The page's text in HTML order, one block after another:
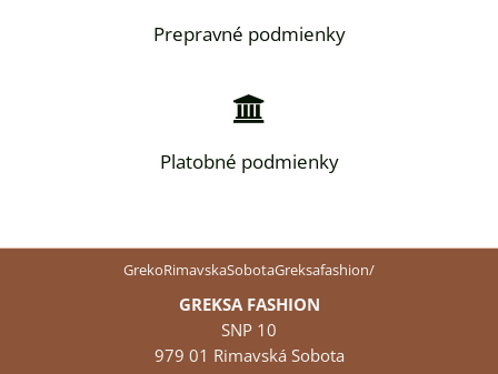
Prepravné podmienky
Platobné podmienky
GrekoRimavskaSobotaGreksafashion/
GREKSA FASHION
SNP 10
979 01 Rimavská Sobota